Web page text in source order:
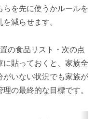
らを先に使うかルールを
減らせます。
の食品リスト・次の点
貼っておくと、家族全
がいない状況でも家族が
の最終的な目標です。